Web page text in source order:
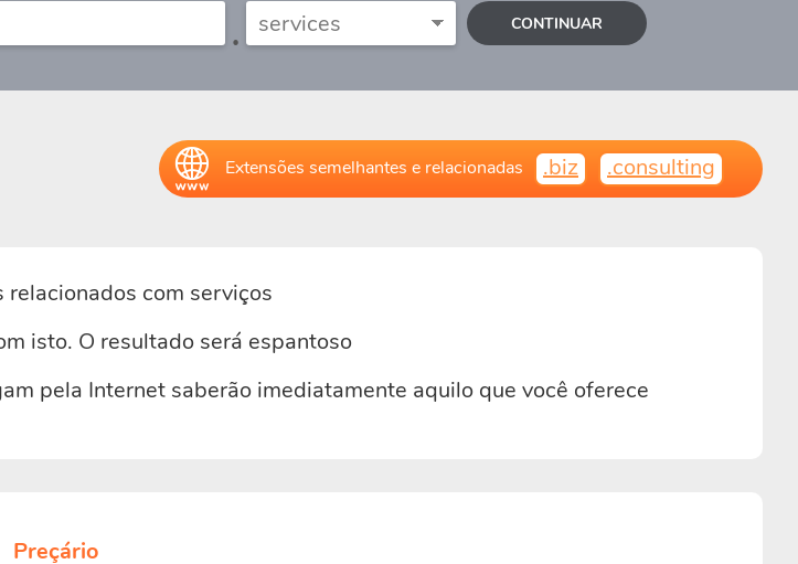
. CONTINUAR
Extensões semelhantes e relacionadas .biz .consulting
relacionados com serviços
isto. O resultado será espantoso
pela Internet saberão imediatamente aquilo que você oferece
Preçário